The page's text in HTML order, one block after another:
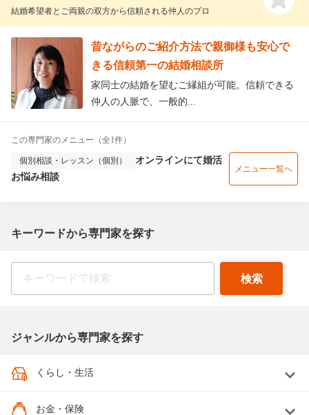
結婚希望者とご両親の双方から信頼される仲人のプロ
昔ながらのご紹介方法で親御様も安心で
きる信頼第一の結婚相談所
家同士の結婚を望むご縁組が可能。信頼できる
仲人の人脈で、一般的...
この専門家のメニュー（全1件）
個別相談・レッスン（個別）
オンラインにて婚活
お悩み相談
メニュー一覧へ
キーワードから専門家を探す
ジャンルから専門家を探す
くらし・生活
お金・保険